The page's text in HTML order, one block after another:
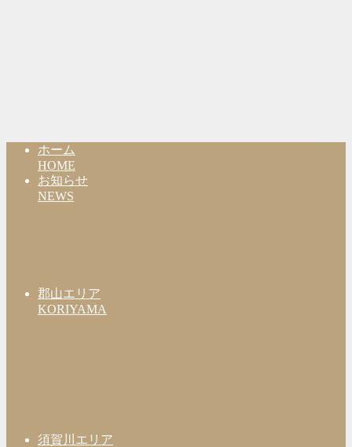
ホーム
HOME
お知らせ
NEWS
郡山エリア
KORIYAMA
須賀川エリア